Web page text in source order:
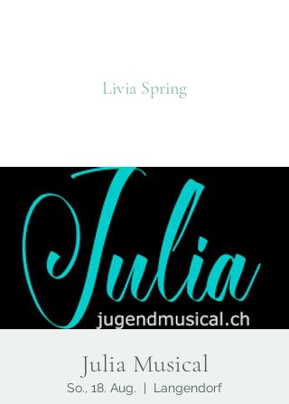
Livia Spring
Julia Musical
So., 18. Aug. Langendorf